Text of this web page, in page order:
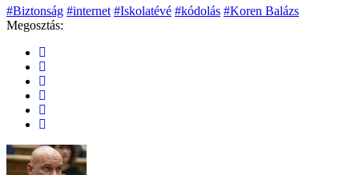
#Biztonság #internet #Iskolatévé #kódolás #Koren Balázs
Megosztás: